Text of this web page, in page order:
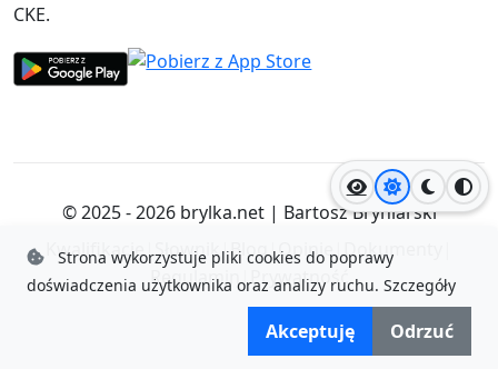
Jasny motyw
Ciemny
CKE.
© 2025 - 2026 brylka.net| Bartosz Bryniarski
Kwalifikacje|Słownik|Blog|Opinie|Dokumenty
Regulamin|Prywatność
Strona wykorzystuje pliki cookies do poprawy
doświadczenia użytkownika oraz analizy ruchu. Szczegóły
Akceptuję Odrzuć